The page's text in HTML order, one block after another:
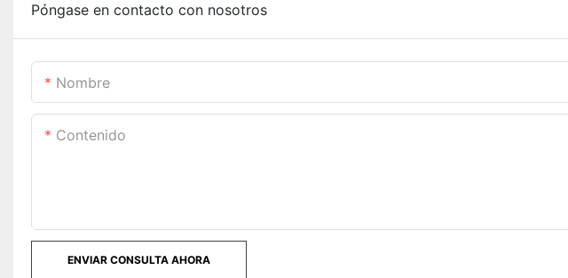
Póngase en contacto con nosotros
Nombre
Contenido
ENVIAR CONSULTA AHORA